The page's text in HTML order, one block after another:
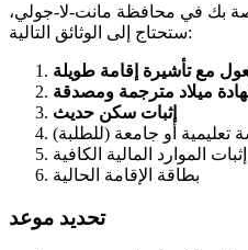
بك في محافظة مانت-لا-جولي،
ستحتاج إلى الوثائق التالية:
مع تأشيرة إقامة طويلة
ميلاد مترجمة ومصدقة
إثبات سكن حديث
أو جامعة (للطلبة)
إثبات الموارد المالية الكافية
بطاقة الإقامة الحالية
تحديد موعد